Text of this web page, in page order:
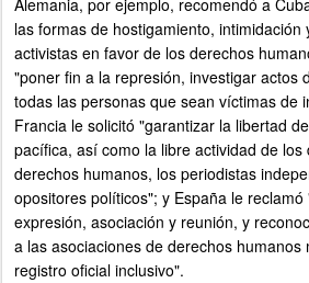
Alemania, por ejemplo, recomendó a
las formas de hostigamiento,
activistas en favor de los derechos
"poner fin a la represión, investigar actos
todas las personas que sean víctimas de
Francia le solicitó "garantizar la libertad
pacífica, así como la libre actividad de los
derechos humanos, los periodistas
opositores políticos"; y España le
expresión, asociación y reunión, y
a las asociaciones de derechos
registro oficial inclusivo".